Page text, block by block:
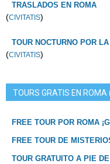
TRASLADOS EN ROMA
(CIVITATIS)
TOUR NOCTURNO POR
(CIVITATIS)
TOURS GRATIS EN ROMA
FREE TOUR POR ROMA
FREE TOUR DE
TOUR GRATUITO A PIE